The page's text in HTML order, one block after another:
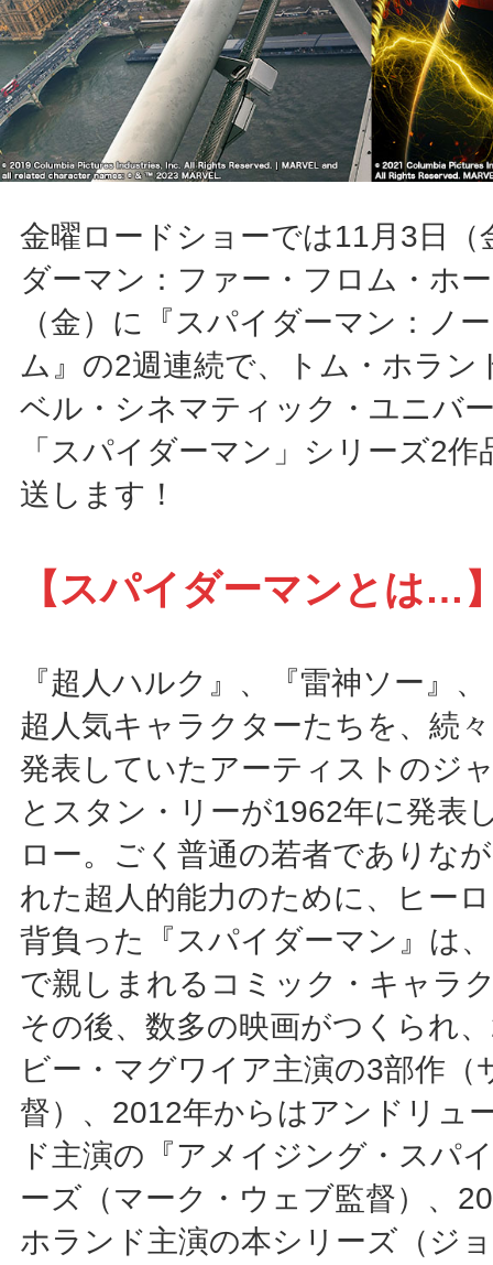
金曜ロードショーでは11月3日（
ダーマン：ファー・フロム・ホ
（金）に『スパイダーマン：ノ
ム』の2週連続で、トム・ホラン
ベル・シネマティック・ユニバ
「スパイダーマン」シリーズ2作
送します！
【スパイダーマンとは…
『超人ハルク』、『雷神ソー』
超人気キャラクターたちを、続
発表していたアーティストのジ
とスタン・リーが1962年に発表
ロー。ごく普通の若者でありな
れた超人的能力のために、ヒー
背負った『スパイダーマン』は
で親しまれるコミック・キャラ
その後、数多の映画がつくられ
ビー・マグワイア主演の3部作（
督）、2012年からはアンドリュ
ド主演の『アメイジング・スパ
ーズ（マーク・ウェブ監督）、
ホランド主演の本シリーズ（ジ